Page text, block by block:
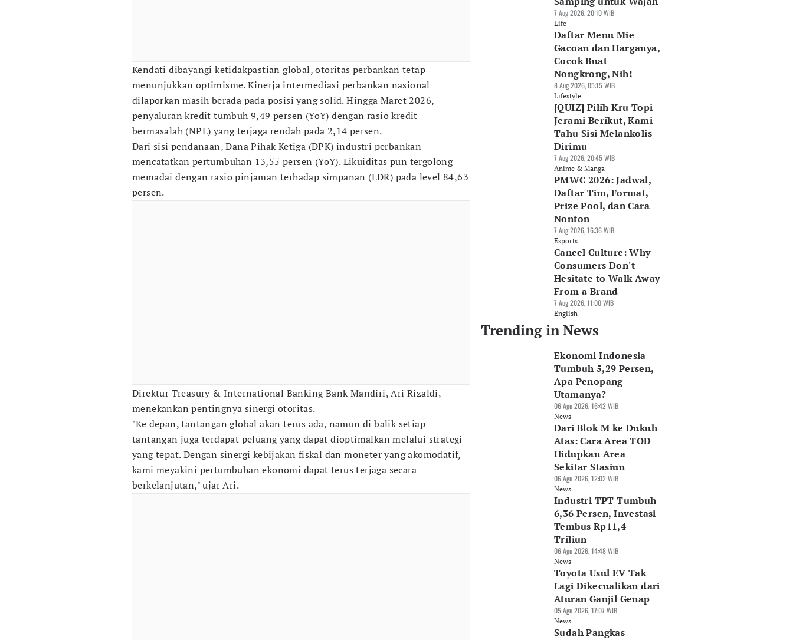
Kendati dibayangi ketidakpastian global, otoritas perbankan tetap
menunjukkan optimisme. Kinerja intermediasi perbankan nasional
dilaporkan masih berada pada posisi yang solid. Hingga Maret 2026,
penyaluran kredit tumbuh 9,49 persen (YoY) dengan rasio kredit
bermasalah (NPL) yang terjaga rendah pada 2,14 persen.
Dari sisi pendanaan, Dana Pihak Ketiga (DPK) industri perbankan
mencatatkan pertumbuhan 13,55 persen (YoY). Likuiditas pun tergolong
memadai dengan rasio pinjaman terhadap simpanan (LDR) pada level 84,63
persen.
Direktur Treasury & International Banking Bank Mandiri, Ari Rizaldi,
menekankan pentingnya sinergi otoritas.
"Ke depan, tantangan global akan terus ada, namun di balik setiap
tantangan juga terdapat peluang yang dapat dioptimalkan melalui strategi
yang tepat. Dengan sinergi kebijakan fiskal dan moneter yang akomodatif,
kami meyakini pertumbuhan ekonomi dapat terus terjaga secara
berkelanjutan," ujar Ari.
7 Aug 2026, 20:10 WIB
Life
Daftar Menu Mie
Gacoan dan Harganya,
Cocok Buat
Nongkrong, Nih!
8 Aug 2026, 05:15 WIB
Lifestyle
[QUIZ] Pilih Kru Topi
Jerami Berikut, Kami
Tahu Sisi Melankolis
Dirimu
7 Aug 2026, 20:45 WIB
Anime & Manga
PMWC 2026: Jadwal,
Daftar Tim, Format,
Prize Pool, dan Cara
Nonton
7 Aug 2026, 16:36 WIB
Esports
Cancel Culture: Why
Consumers Don't
Hesitate to Walk Away
From a Brand
7 Aug 2026, 11:00 WIB
English
Trending in News
Ekonomi Indonesia
Tumbuh 5,29 Persen,
Apa Penopang
Utamanya?
06 Agu 2026, 16:42 WIB
News
Dari Blok M ke Dukuh
Atas: Cara Area TOD
Hidupkan Area
Sekitar Stasiun
06 Agu 2026, 12:02 WIB
News
Industri TPT Tumbuh
6,36 Persen, Investasi
Tembus Rp11,4
Triliun
06 Agu 2026, 14:48 WIB
News
Toyota Usul EV Tak
Lagi Dikecualikan dari
Aturan Ganjil Genap
05 Agu 2026, 17:07 WIB
News
Sudah Pangkas